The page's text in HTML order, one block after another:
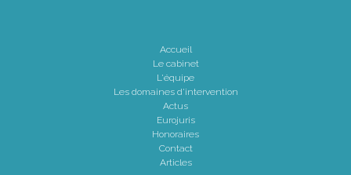
Accueil
Le cabinet
L'équipe
Les domaines d'intervention
Actus
Eurojuris
Honoraires
Contact
Articles